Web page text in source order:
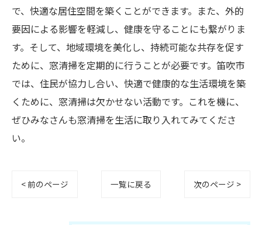
で、快適な居住空間を築くことができます。また、外的
要因による影響を軽減し、健康を守ることにも繋がりま
す。そして、地域環境を美化し、持続可能な共存を促す
ために、窓清掃を定期的に行うことが必要です。笛吹市
では、住民が協力し合い、快適で健康的な生活環境を築
くために、窓清掃は欠かせない活動です。これを機に、
ぜひみなさんも窓清掃を生活に取り入れてみてくださ
い。
< 前のページ 一覧に戻る 次のページ >